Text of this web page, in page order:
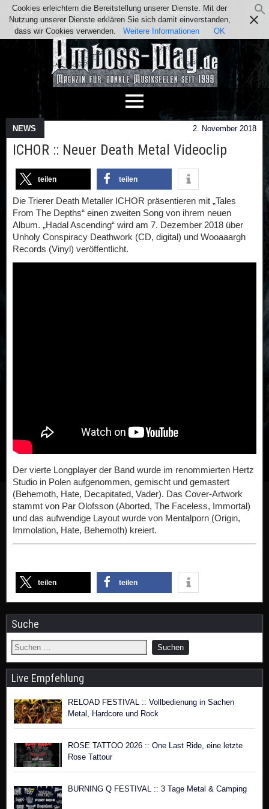
Team Kontakt Facebook
Instagram
Impressum / Datenschutz
NEWS 2. November 2018
ICHOR :: Neuer Death Metal Videoclip
teilen teilen
Die Trierer Death Metaller ICHOR präsentieren mit „Tales
From The Depths“ einen zweiten Song von ihrem neuen
Album. „Hadal Ascending“ wird am 7. Dezember 2018 über
Unholy Conspiracy Deathwork (CD, digital) und Wooaaargh
Records (Vinyl) veröffentlicht.
Der vierte Longplayer der Band wurde im renommierten Hertz
Studio in Polen aufgenommen, gemischt und gemastert
(Behemoth, Hate, Decapitated, Vader). Das Cover-Artwork
stammt von Par Olofsson (Aborted, The Faceless, Immortal)
und das aufwendige Layout wurde von Mentalporn (Origin,
Immolation, Hate, Behemoth) kreiert.
teilen teilen
Suche
Live Empfehlung
RELOAD FESTIVAL :: Vollbedienung in Sachen
Metal, Hardcore und Rock
ROSE TATTOO 2026 :: One Last Ride, eine letzte
Rose Tattour
BURNING Q FESTIVAL :: 3 Tage Metal & Camping
Cookies erleichtern die Bereitstellung unserer Dienste. Mit der
Nutzung unserer Dienste erklären Sie sich damit einverstanden,
dass wir Cookies verwenden.
Weitere Informationen OK